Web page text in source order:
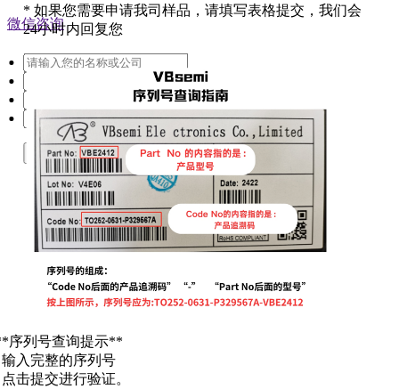
微信咨询
* 如果您需要申请我司样品，请填写表格提交，我们会
24小时内回复您
提交
序列号查询提示**
输入完整的序列号
点击提交进行验证。